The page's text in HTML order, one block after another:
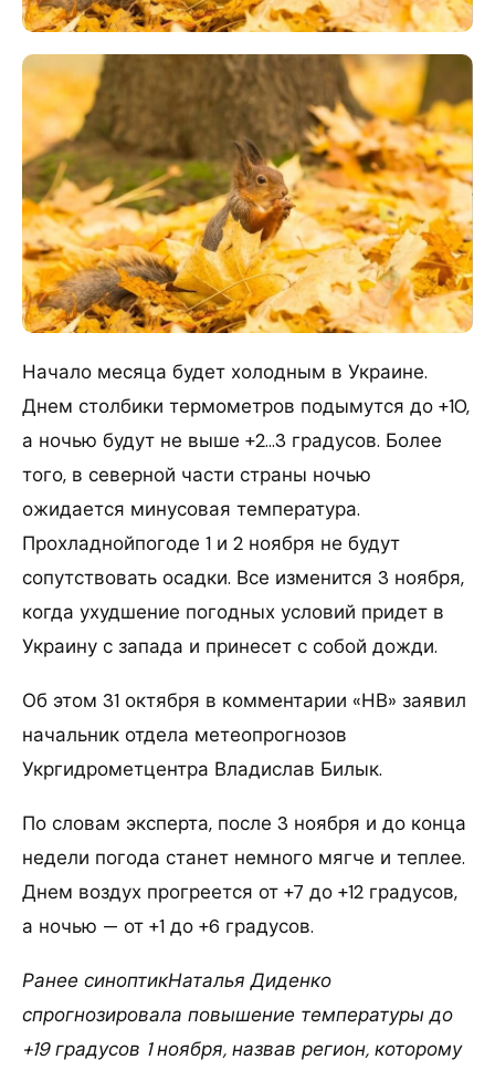
Начало месяца будет холодным в Украине.
Днем столбики термометров подымутся до +10,
а ночью будут не выше +2…3 градусов. Более
того, в северной части страны ночью
ожидается минусовая температура.
Прохладнойпогоде 1 и 2 ноября не будут
сопутствовать осадки. Все изменится 3 ноября,
когда ухудшение погодных условий придет в
Украину с запада и принесет с собой дожди.
Об этом 31 октября в комментарии «НВ» заявил
начальник отдела метеопрогнозов
Укргидрометцентра Владислав Билык.
По словам эксперта, после 3 ноября и до конца
недели погода станет немного мягче и теплее.
Днем воздух прогреется от +7 до +12 градусов,
а ночью — от +1 до +6 градусов.
Ранее синоптикНаталья Диденко
спрогнозировала повышение температуры до
+19 градусов 1 ноября, назвав регион, которому